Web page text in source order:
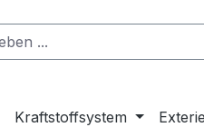
Kraftstoffsystem